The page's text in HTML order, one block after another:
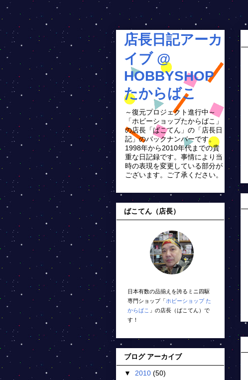
店長日記アーカ
イブ @
HOBBYSHOP
たからばこ
～復元プロジェクト進行中～
「ホビーショップたからばこ」
の店長「ばこてん」の「店長日
記」のバックナンバーです。
1998年から2010年代までの貴
重な日記録です。事情により当
時の表現を変更している部分が
ございます。ご了承ください。
ばこてん（店長）
日本有数の品揃えを誇るミニ四駆
専門ショップ「ホビーショップ た
からばこ 」の店長（ばこてん）で
す！
ブログ アーカイブ
▼ 2010 (50)